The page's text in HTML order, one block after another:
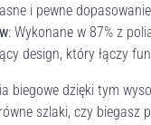
i pewne
: Wykonane w 87% z
design, który łączy
biegowe dzięki tym
szlaki, czy